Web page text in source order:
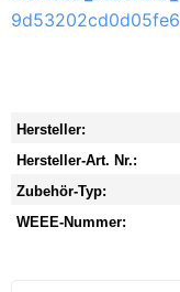
Hersteller:
Hersteller-Art. Nr.:
Zubehör-Typ:
WEEE-Nummer: